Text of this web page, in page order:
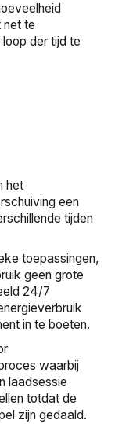
net te
der tijd te
het
een
tijden
toepassingen,
geen grote
24/7
in te boeten.
waarbij
laadsessie
totdat de
zijn gedaald.